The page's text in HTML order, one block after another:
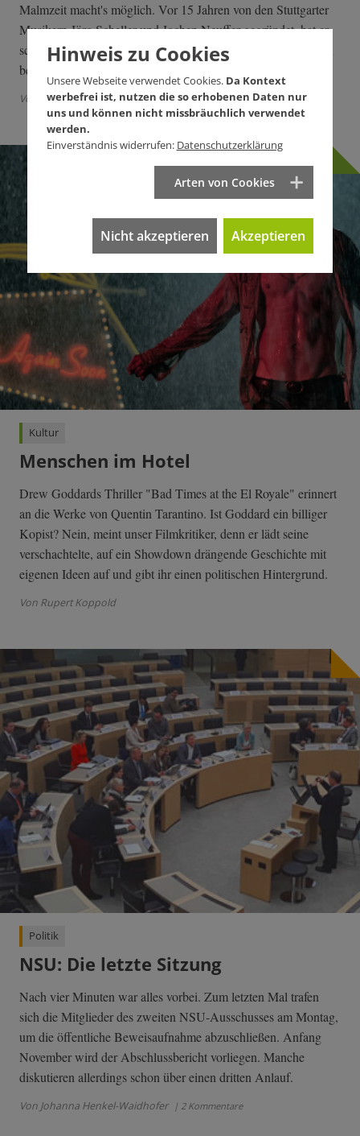
Malmzeit macht's möglich. Vor 15 Jahren von den Stuttgarter
Musikern Jörg Scheller und Jochen Neuffer gegründet, hat er
schon jede Menge Vernissagen, Privatpartys und Firmenfeiern
beschallt. Und beinahe auch Angela Merkel.
Von Oliver Stenzel
Kultur
Menschen im Hotel
Drew Goddards Thriller "Bad Times at the El Royale" erinnert
an die Werke von Quentin Tarantino. Ist Goddard ein billiger
Kopist? Nein, meint unser Filmkritiker, denn er lädt seine
verschachtelte, auf ein Showdown drängende Geschichte mit
eigenen Ideen auf und gibt ihr einen politischen Hintergrund.
Von Rupert Koppold
Politik
NSU: Die letzte Sitzung
Nach vier Minuten war alles vorbei. Zum letzten Mal trafen
sich die Mitglieder des zweiten NSU-Ausschusses am Montag,
um die öffentliche Beweisaufnahme abzuschließen. Anfang
November wird der Abschlussbericht vorliegen. Manche
diskutieren allerdings schon über einen dritten Anlauf.
Von Johanna Henkel-Waidhofer | 2 Kommentare
Hinweis zu Cookies
Unsere Webseite verwendet Cookies. Da Kontext
werbefrei ist, nutzen die so erhobenen Daten nur
uns und können nicht missbräuchlich verwendet
werden.
Einverständnis widerrufen: Datenschutzerklärung
Arten von Cookies
Nicht akzeptieren Akzeptieren